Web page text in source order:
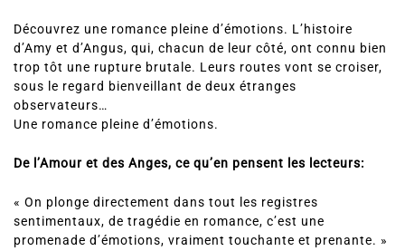
Découvrez une romance pleine d’émotions. L’histoire
d’Amy et d’Angus, qui, chacun de leur côté, ont connu bien
trop tôt une rupture brutale. Leurs routes vont se croiser,
sous le regard bienveillant de deux étranges
observateurs…
Une romance pleine d’émotions.
De l’Amour et des Anges, ce qu’en pensent les lecteurs:
« On plonge directement dans tout les registres
sentimentaux, de tragédie en romance, c’est une
promenade d’émotions, vraiment touchante et prenante. »